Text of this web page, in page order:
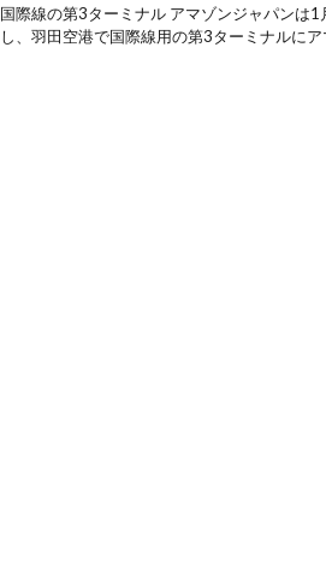
国際線の第3ターミナル アマゾンジャパンは
し、羽田空港で国際線用の第3ターミナルに